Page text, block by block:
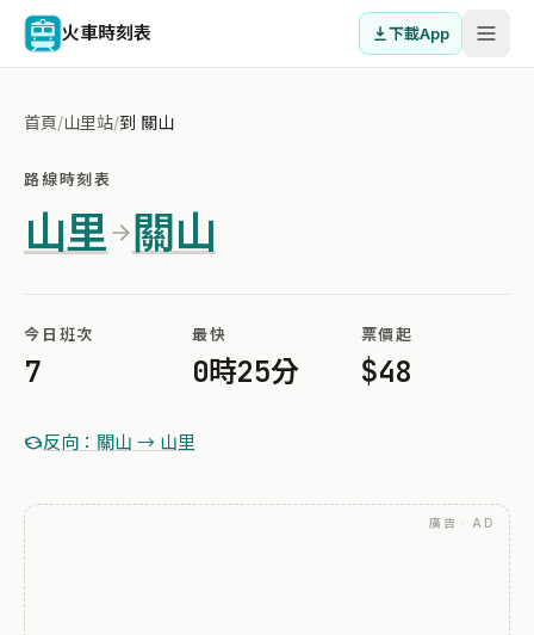
火車時刻表 下載App
首頁/山里站/到 關山
路線時刻表
山里 關山
今日班次
7
最快
0時25分
票價起
$48
反向：關山 → 山里
廣告 · AD